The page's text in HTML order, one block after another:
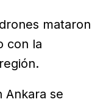
mataron
con la
Ankara se